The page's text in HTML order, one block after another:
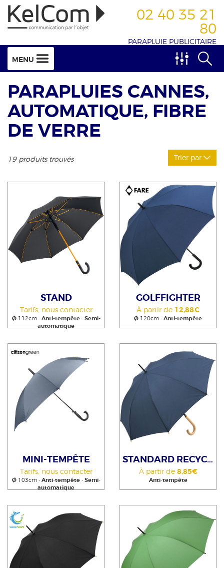
02 40 35 21
80
PARAPLUIE PUBLICITAIRE
MENU
PARAPLUIES CANNES,
AUTOMATIQUE, FIBRE
DE VERRE
19 produits trouvés Trier par
STAND
Tarifs, nous contacter
Ø112cm • Anti-tempête• Semi-
automatique
GOLFFIGHTER
À partir de 12,88€
Ø 120cm • Anti-tempête
MINI-TEMPÊTE
Tarifs, nous contacter
Ø103cm • Anti-tempête• Semi-
automatique
STANDARD RECYCLÉ
À partir de 8,85€
Anti-tempête